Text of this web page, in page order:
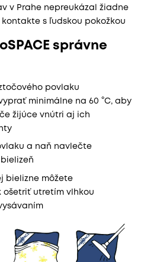
v Prahe nepreukázal žiadne
s ľudskou pokožkou
správne
povlaku
minimálne na 60 °C, aby
žijúce vnútri aj ich
a naň navlečte
bielizne môžete
ošetriť utretím vlhkou